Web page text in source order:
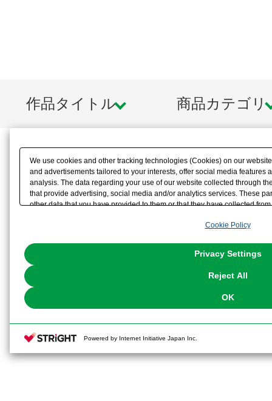
※本製品は再生産です。
※実際の商品にメカニカルベース フ
属しません。
※画像は試作品のものです。実際の
ございます。また、撮影用に塗装さ
※本製品はお客様ご自身で組み立て
作品タイトル 商品カテゴリ
We use cookies and other tracking technologies (Cookies) on our
and advertisements tailored to your interests, offer social media features
analysis. The data regarding your use of our website collected through
that provide advertising, social media and/or analytics services. These
other data that you have provided to them or that they have collected
the use of all Cookies except for Strictly Necessary Cookies, please
You can change your consent or rejection settings at any time via
Cookie Policy
Privacy Settings
Reject All
OK
Powered by Internet Initiative Japan Inc.